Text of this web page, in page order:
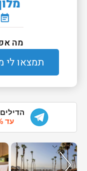
event_note
מה
תמצאו לי
עד 50% הנחה